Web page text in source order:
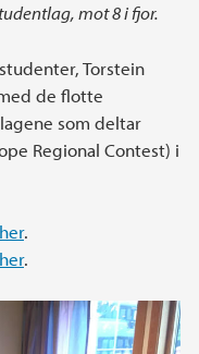
mot 8 i fjor.
Torstein
de flotte
som deltar
Regional Contest) i
her.
her.